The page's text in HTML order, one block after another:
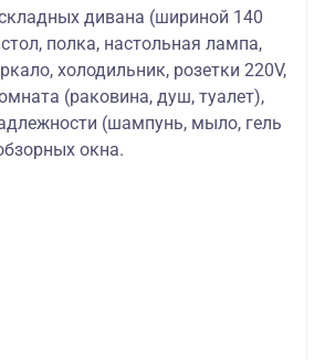
дивана (шириной 140
полка, настольная лампа,
холодильник, розетки 220V,
(раковина, душ, туалет),
(шампунь, мыло, гель
окна.